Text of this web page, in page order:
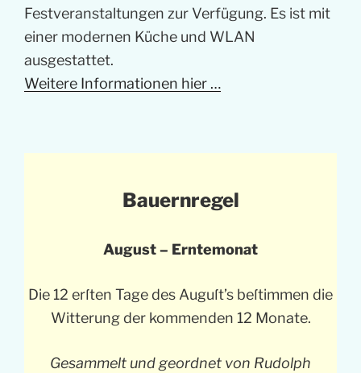
Festveranstaltungen zur Verfügung. Es ist mit
einer modernen Küche und WLAN
ausgestattet.
Weitere Informationen hier …
Bauernregel
August – Erntemonat
Die 12 erſten Tage des Auguſt’s beſtimmen die
Witterung der kommenden 12 Monate.
Gesammelt und geordnet von Rudolph